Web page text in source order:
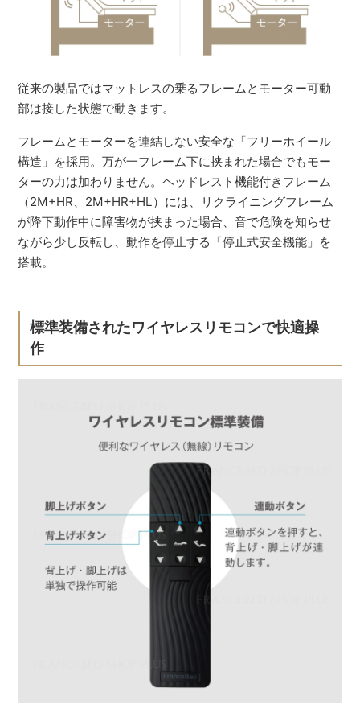
従来の製品ではマットレスの乗るフレームとモーター可動
部は接した状態で動きます。
フレームとモーターを連結しない安全な「フリーホイール
構造」を採用。万が一フレーム下に挟まれた場合でもモー
ターの力は加わりません。ヘッドレスト機能付きフレーム
（2M+HR、2M+HR+HL）には、リクライニングフレーム
が降下動作中に障害物が挟まった場合、音で危険を知らせ
ながら少し反転し、動作を停止する「停止式安全機能」を
搭載。
標準装備されたワイヤレスリモコンで快適操
作